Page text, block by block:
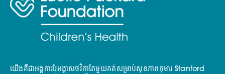
យើងគឺជាអង្គការរៃអង្គាសថវិកាតែមួយគត់សម្រាប់សុខភាពកុមារ Stanford